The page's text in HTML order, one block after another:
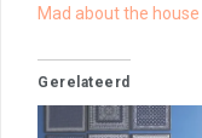
Mad about the house
Gerelateerd